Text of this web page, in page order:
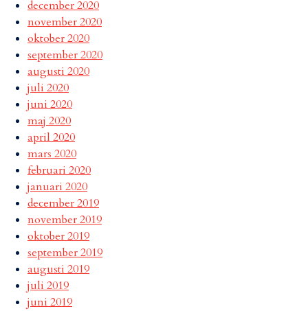
december 2020
november 2020
oktober 2020
september 2020
augusti 2020
juli 2020
juni 2020
maj 2020
april 2020
mars 2020
februari 2020
januari 2020
december 2019
november 2019
oktober 2019
september 2019
augusti 2019
juli 2019
juni 2019